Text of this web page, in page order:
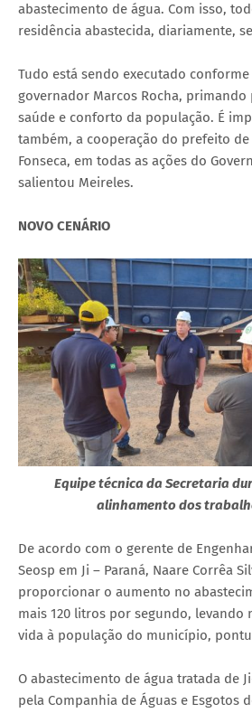
abastecimento de água. Com isso,
residência abastecida, diariamente,
Tudo está sendo executado
governador Marcos Rocha,
saúde e conforto da população. É
também, a cooperação do prefeito de
Fonseca, em todas as ações do
salientou Meireles.
NOVO CENÁRIO
Equipe técnica da Secretaria
alinhamento dos
De acordo com o gerente de
Seosp em Ji – Paraná, Naare Corrêa
proporcionar o aumento no
mais 120 litros por segundo, levando
vida à população do município,
O abastecimento de água tratada de
pela Companhia de Águas e Esgotos